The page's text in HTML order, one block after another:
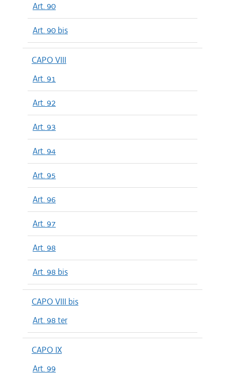
Art. 90
Art. 90 bis
CAPO VIII
Art. 91
Art. 92
Art. 93
Art. 94
Art. 95
Art. 96
Art. 97
Art. 98
Art. 98 bis
CAPO VIII bis
Art. 98 ter
CAPO IX
Art. 99